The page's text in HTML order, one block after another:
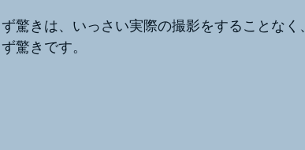
驚きは、いっさい実際の撮影をすることな
驚きです。